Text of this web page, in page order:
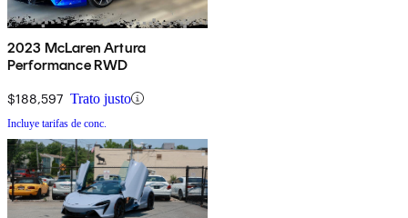
2023 McLaren Artura
Performance RWD
$188,597 Trato justo
Incluye tarifas de conc.